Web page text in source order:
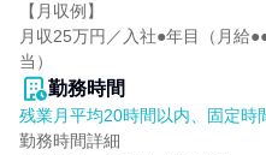
【月収例】
月収25万円／入社●年目（月給
当）
勤務時間
残業月平均20時間以内、固定時
勤務時間詳細